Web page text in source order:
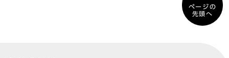
ページの
先頭へ